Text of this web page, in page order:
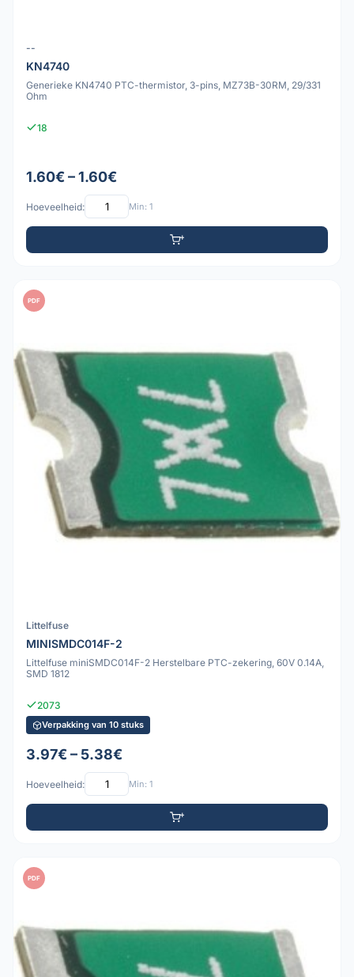
--
KN4740
Generieke KN4740 PTC-thermistor, 3-pins, MZ73B-30RM, 29/331
Ohm
18
1.60€ – 1.60€
Hoeveelheid: Min: 1
PDF
Littelfuse
MINISMDC014F-2
Littelfuse miniSMDC014F-2 Herstelbare PTC-zekering, 60V 0.14A,
SMD 1812
2073
Verpakking van 10 stuks
3.97€ – 5.38€
Hoeveelheid: Min: 1
PDF